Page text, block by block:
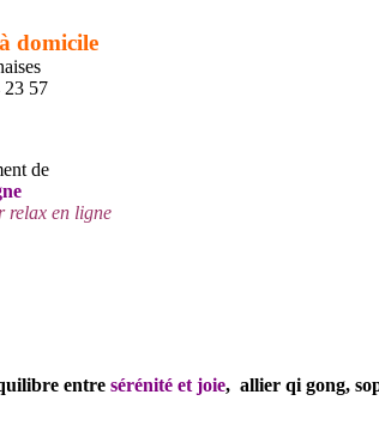
domicile
23 57
de
relax en ligne
entre sérénité et joie, allier qi gong,